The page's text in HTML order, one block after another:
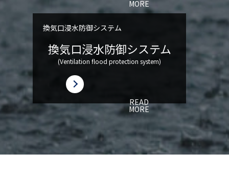
MORE
換気口浸水防御システム
換気口浸水防御システム
(Ventilation flood protection system)
READ
MORE